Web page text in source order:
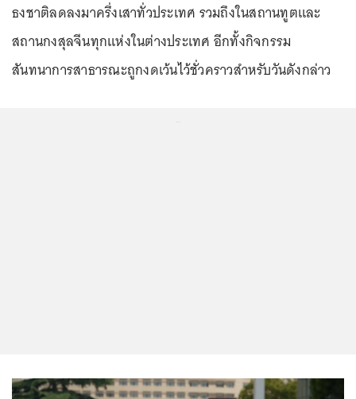
ธงชาติลดลงมาครึ่งเสาทั่วประเทศ รวมถึงในสถานทูตและ
สถานกงสุลจีนทุกแห่งในต่างประเทศ อีกทั้งกิจกรรม
สันทนาการสาธารณะถูกงดเว้นไว้ชั่วคราวสำหรับวันดังกล่าว